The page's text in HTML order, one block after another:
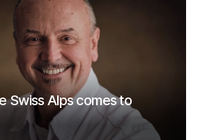
Swiss Alps comes to